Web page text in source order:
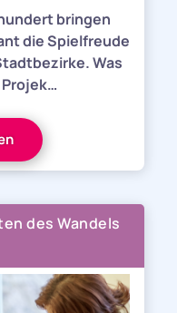
bringen
die Spielfreude
Was
Projek…
des Wandels